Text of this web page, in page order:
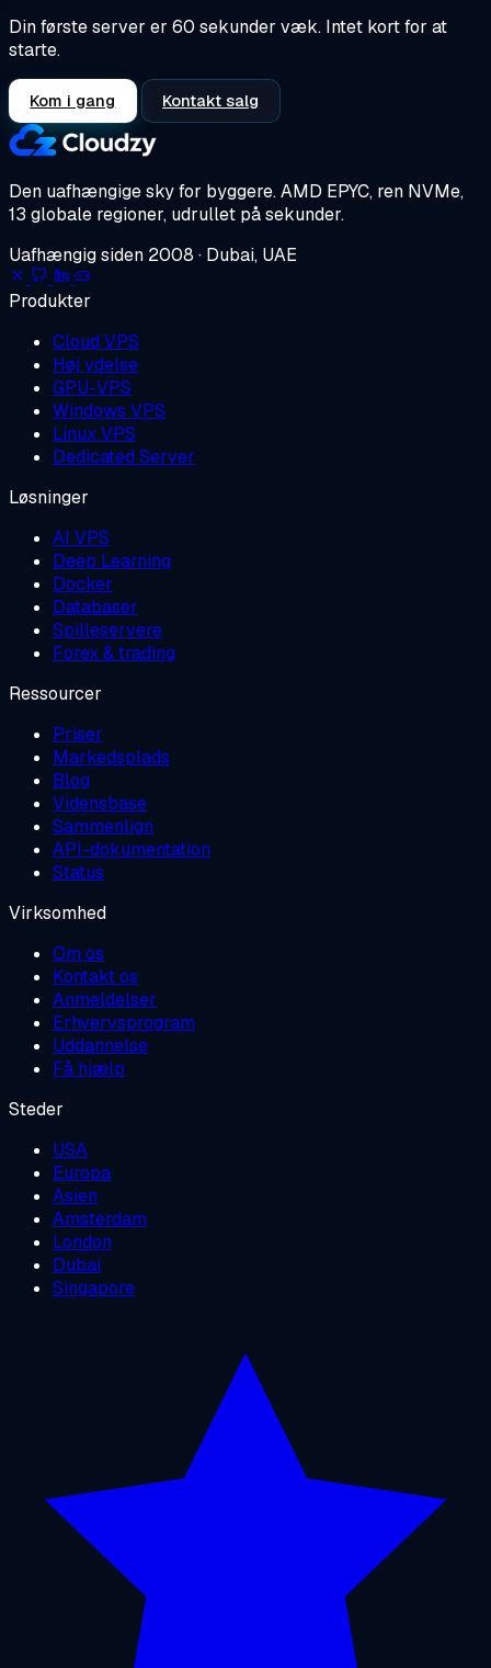
Din første server er 60 sekunder væk. Intet kort for at
starte.
Kom i gang Kontakt salg
Den uafhængige sky for byggere.AMD EPYC, ren NVMe,
13 globale regioner, udrullet på sekunder.
Uafhængig siden 2008 · Dubai, UAE
Produkter
Cloud VPS
Høj ydelse
GPU-VPS
Windows VPS
Linux VPS
Dedicated Server
Løsninger
AI VPS
Deep Learning
Docker
Databaser
Spilleservere
Forex & trading
Ressourcer
Priser
Markedsplads
Blog
Vidensbase
Sammenlign
API-dokumentation
Status
Virksomhed
Om os
Kontakt os
Anmeldelser
Erhvervsprogram
Uddannelse
Få hjælp
Steder
USA
Europa
Asien
Amsterdam
London
Dubai
Singapore